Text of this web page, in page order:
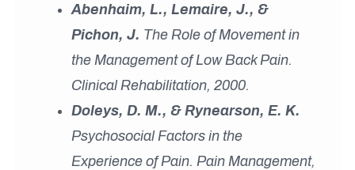
Abenhaim, L., Lemaire, J., &
Pichon, J. The Role of Movement in
the Management of Low Back Pain.
Clinical Rehabilitation, 2000.
Doleys, D. M., & Rynearson, E. K.
Psychosocial Factors in the
Experience of Pain. Pain Management,